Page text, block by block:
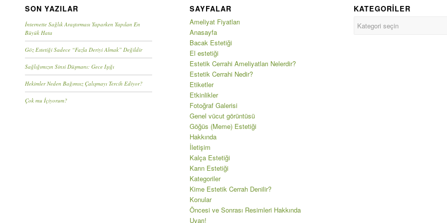
SON YAZILAR
İnternette Sağlık Araştırması Yaparken Yapılan En
Büyük Hata
Göz Estetiği Sadece “Fazla Deriyi Almak” Değildir
Sağlığımızın Sinsi Düşmanı: Gece Işığı
Hekimler Neden Bağımsız Çalışmayı Tercih Ediyor?
Çok mu İçiyorum?
SAYFALAR
Ameliyat Fiyatları
Anasayfa
Bacak Estetiği
El estetiği
Estetik Cerrahi Ameliyatları Nelerdir?
Estetik Cerrahi Nedir?
Etiketler
Etkinlikler
Fotoğraf Galerisi
Genel vücut görüntüsü
Göğüs (Meme) Estetiği
Hakkında
İletişim
Kalça Estetiği
Karın Estetiği
Kategoriler
Kime Estetik Cerrah Denilir?
Konular
Öncesi ve Sonrası Resimleri Hakkında
Uyarı!
KATEGORILER